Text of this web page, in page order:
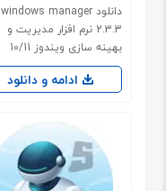
دانلود windows manager
2.3.3 نرم افزار مدیریت و
بهینه سازی ویندوز 10/11
ادامه و دانلود